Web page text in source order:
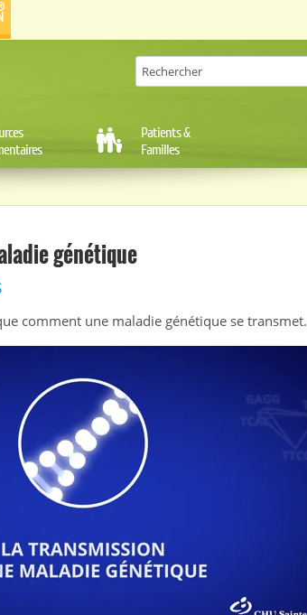
Patients &
Familles
génétique
comment une maladie génétique se transmet.